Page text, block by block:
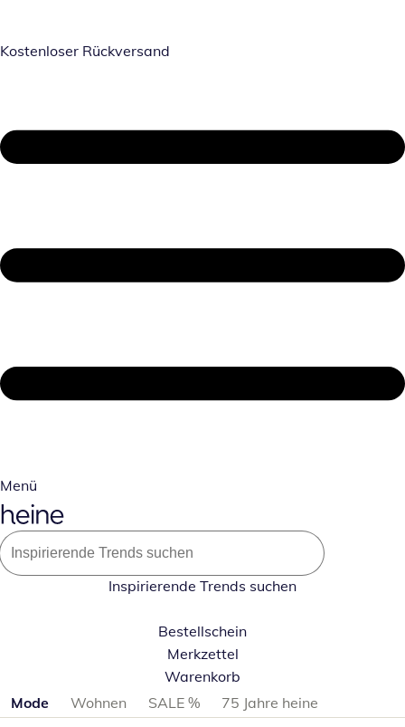
Kostenloser Rückversand
Menü
Inspirierende Trends suchen
Bestellschein
Merkzettel
Warenkorb
Produktkategorien überspringen
Mode Wohnen SALE %
75 Jahre heine